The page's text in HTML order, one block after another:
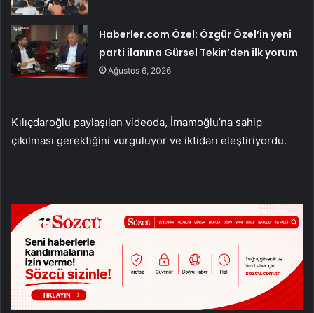
Haberler.com Özel: Özgür Özel’in yeni
parti ilanına Gürsel Tekin’den ilk yorum
Ağustos 6, 2026
Kılıçdaroğlu paylaşılan videoda, İmamoğlu’na sahip
çıkılması gerektiğini vurguluyor ve iktidarı eleştiriyordu.